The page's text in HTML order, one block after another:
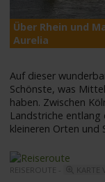
Über Rhein und
Aurelia
Auf dieser
Schönste, was
haben. Zwischen
Landstriche
kleineren Orten
REISEROUTE -